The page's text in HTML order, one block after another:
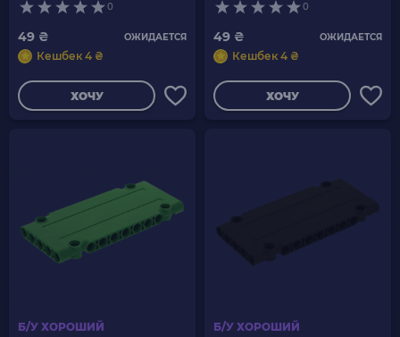
0
49 ₴ ОЖИДАЕТСЯ
Кешбек 4 ₴
ХОЧУ
0
49 ₴ ОЖИДАЕТСЯ
Кешбек 4 ₴
ХОЧУ
Б/У ХОРОШИЙ
Б/У ХОРОШИЙ